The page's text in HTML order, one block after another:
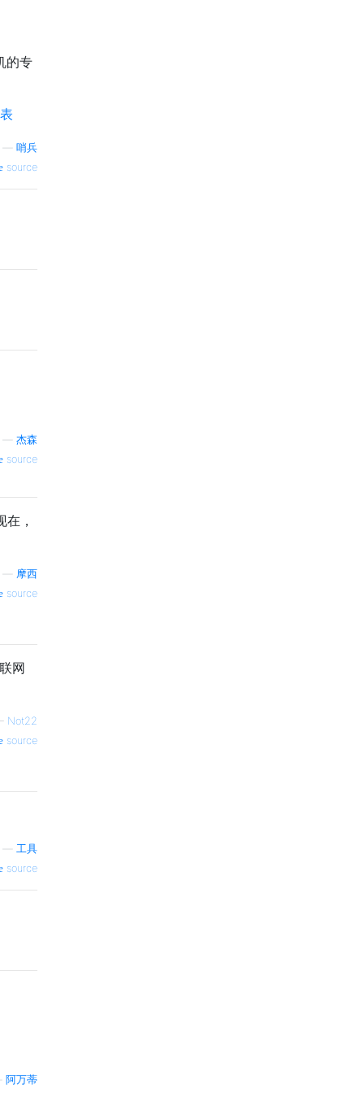
的专
哨兵
source
杰森
source
，
摩西
source
网
Not22
source
工具
source
阿万蒂